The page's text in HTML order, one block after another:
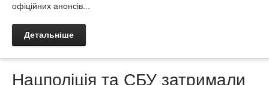
офіційних анонсів...
Детальніше
Нацполіція та СБУ затримали